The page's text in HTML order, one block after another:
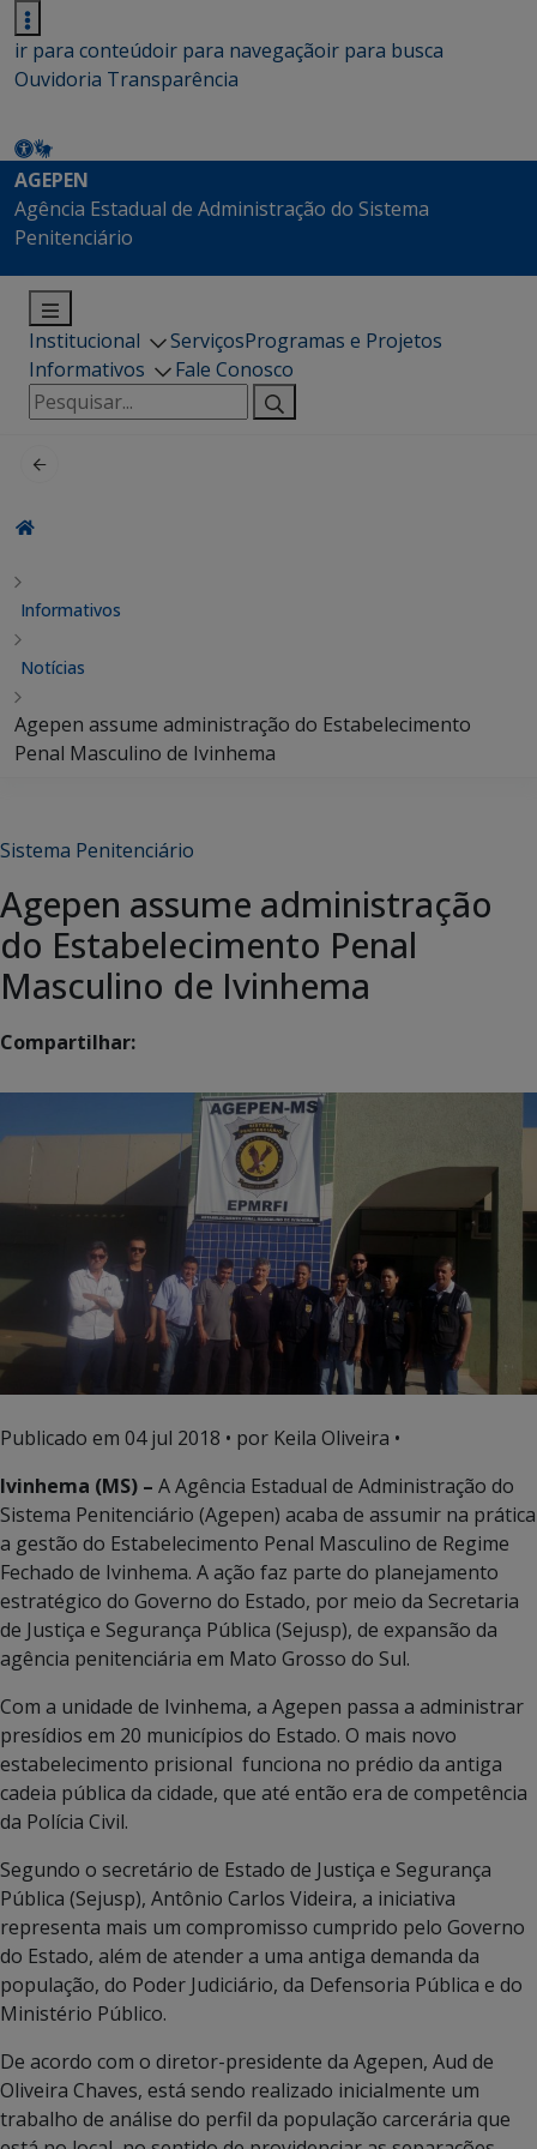
ir para conteúdoir para navegaçãoir para busca
Ouvidoria Transparência
AGEPEN
Agência Estadual de Administração do Sistema
Penitenciário
Institucional ServiçosProgramas e Projetos
Informativos
Fale Conosco
Pesquisar
por:
Informativos
Notícias
Agepen assume administração do Estabelecimento
Penal Masculino de Ivinhema
Sistema Penitenciário
Agepen assume administração
do Estabelecimento Penal
Masculino de Ivinhema
Compartilhar:
Publicado em 04 jul 2018 • por Keila Oliveira •
Ivinhema (MS) – A Agência Estadual de Administração do
Sistema Penitenciário (Agepen) acaba de assumir na prática
a gestão do Estabelecimento Penal Masculino de Regime
Fechado de Ivinhema. A ação faz parte do planejamento
estratégico do Governo do Estado, por meio da Secretaria
de Justiça e Segurança Pública (Sejusp), de expansão da
agência penitenciária em Mato Grosso do Sul.
Com a unidade de Ivinhema, a Agepen passa a administrar
presídios em 20 municípios do Estado. O mais novo
estabelecimento prisional funciona no prédio da antiga
cadeia pública da cidade, que até então era de competência
da Polícia Civil.
Segundo o secretário de Estado de Justiça e Segurança
Pública (Sejusp), Antônio Carlos Videira, a iniciativa
representa mais um compromisso cumprido pelo Governo
do Estado, além de atender a uma antiga demanda da
população, do Poder Judiciário, da Defensoria Pública e do
Ministério Público.
De acordo com o diretor-presidente da Agepen, Aud de
Oliveira Chaves, está sendo realizado inicialmente um
trabalho de análise do perfil da população carcerária que